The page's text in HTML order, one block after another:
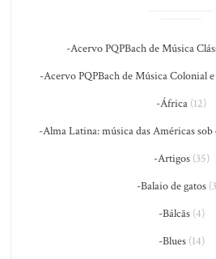
-Acervo PQPBach de Música
-Acervo PQPBach de Música Colonial
-África (12)
-Alma Latina: música das Américas
-Artigos(35)
-Balaio de gatos
-Bálcãs(4)
-Blues(14)